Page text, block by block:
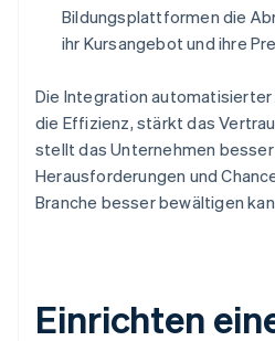
Bildungsplattformen die
ihr Kursangebot und ihre
Die Integration
die Effizienz, stärkt das
stellt das Unternehmen
Herausforderungen und
Branche besser bewältigen
Einrichten